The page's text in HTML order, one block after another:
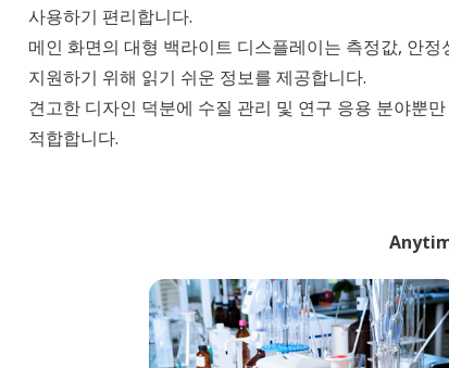
사용하기 편리합니다.
메인 화면의 대형 백라이트 디스플레이는 측정값, 안
지원하기 위해 읽기 쉬운 정보를 제공합니다.
견고한 디자인 덕분에 수질 관리 및 연구 응용 분야뿐
적합합니다.